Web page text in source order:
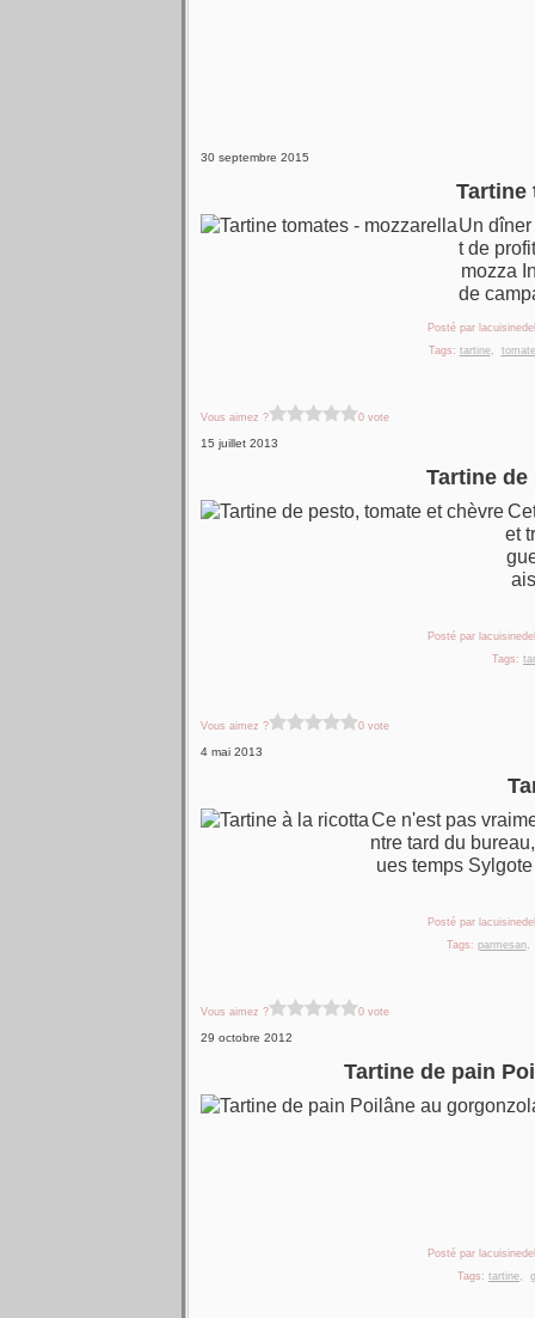
30 septembre 2015
Tartine
Un
t de
mozza
de
Posté par
Tags: tartine, tomate
Vous aimez ? 0 vote
15 juillet 2013
Tartine
et
Posté par
Tags:
Vous aimez ? 0 vote
4 mai 2013
Ce n'est pas
ntre tard du
ues temps
Posté par
Tags: parmesan,
Vous aimez ? 0 vote
29 octobre 2012
Tartine de pain
Posté par
Tags: tartine,